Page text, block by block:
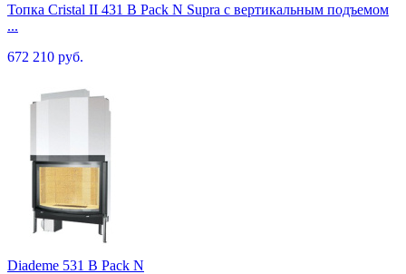
Топка Cristal II 431 B Pack N Supra с вертикальным подъемом
...
672 210 руб.
Diademe 531 B Pack N